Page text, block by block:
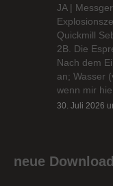
JA |
Quickmill
2B. Die
Nach dem
an; Wasser
wenn mir
30. Juli 2026
neue